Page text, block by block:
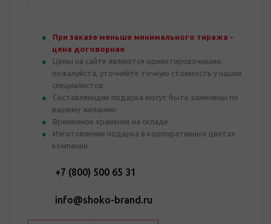
При заказе меньше минимального тиража -
цена договорная
Цены на сайте являются ориентировочными,
пожалуйста, уточняйте точную стоимость у наших
специалистов
Составляющие подарка могут быть заменены по
вашему желанию
Временное хранение на складе
Изготовление подарка в корпоративных цветах
компании
+7 (800) 500 65 31
info@shoko-brand.ru